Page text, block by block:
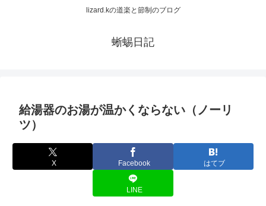
lizard.kの道楽と節制のブログ
蜥蜴日記
給湯器のお湯が温かくならない（ノーリ
ツ）
X Facebook はてブ
LINE